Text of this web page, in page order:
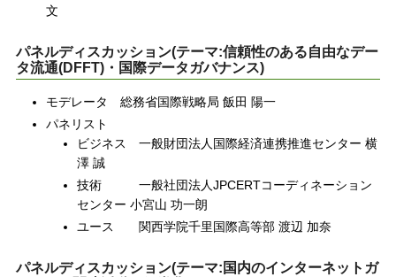
文
パネルディスカッション(テーマ:信頼性のある自由なデー
タ流通(DFFT)・国際データガバナンス)
モデレータ 総務省国際戦略局 飯田 陽一
パネリスト
ビジネス 一般財団法人国際経済連携推進センター 横
澤 誠
技術 一般社団法人JPCERTコーディネーション
センター 小宮山 功一朗
ユース 関西学院千里国際高等部 渡辺 加奈
パネルディスカッション(テーマ:国内のインターネットガ